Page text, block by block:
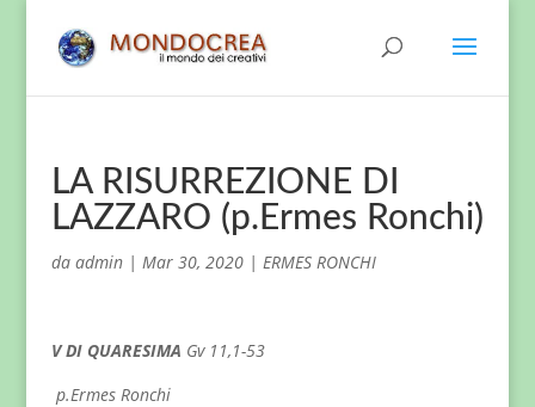
LA RISURREZIONE DI
LAZZARO (p.Ermes Ronchi)
da admin| Mar 30, 2020| ERMES RONCHI
V DI QUARESIMA Gv 11,1-53
p.Ermes Ronchi